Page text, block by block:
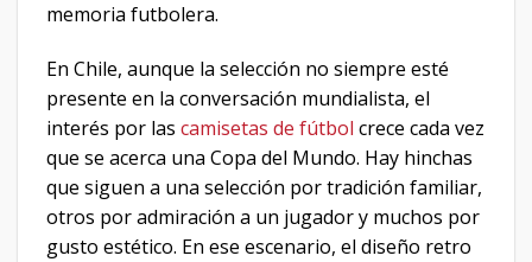
memoria futbolera.
En Chile, aunque la selección no siempre esté
presente en la conversación mundialista, el
interés por las camisetas de fútbol crece cada vez
que se acerca una Copa del Mundo. Hay hinchas
que siguen a una selección por tradición familiar,
otros por admiración a un jugador y muchos por
gusto estético. En ese escenario, el diseño retro